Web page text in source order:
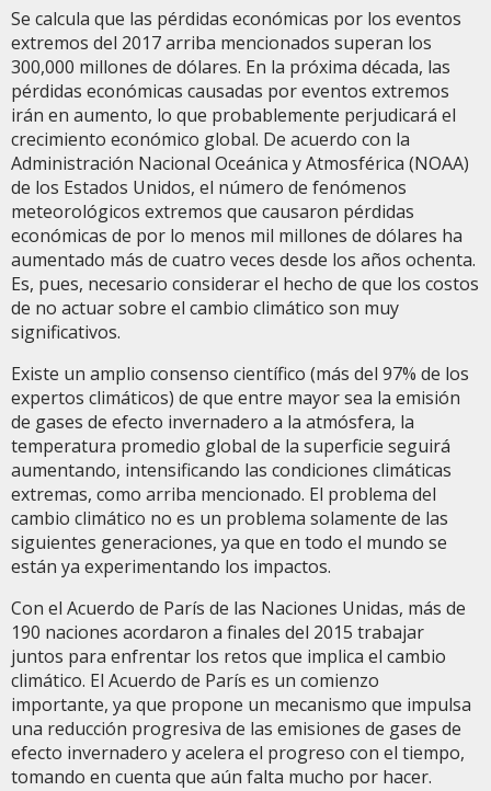
Se calcula que las pérdidas económicas por los eventos
extremos del 2017 arriba mencionados superan los
300,000 millones de dólares. En la próxima década, las
pérdidas económicas causadas por eventos extremos
irán en aumento, lo que probablemente perjudicará el
crecimiento económico global. De acuerdo con la
Administración Nacional Oceánica y Atmosférica (NOAA)
de los Estados Unidos, el número de fenómenos
meteorológicos extremos que causaron pérdidas
económicas de por lo menos mil millones de dólares ha
aumentado más de cuatro veces desde los años ochenta.
Es, pues, necesario considerar el hecho de que los costos
de no actuar sobre el cambio climático son muy
significativos.
Existe un amplio consenso científico (más del 97% de los
expertos climáticos) de que entre mayor sea la emisión
de gases de efecto invernadero a la atmósfera, la
temperatura promedio global de la superficie seguirá
aumentando, intensificando las condiciones climáticas
extremas, como arriba mencionado. El problema del
cambio climático no es un problema solamente de las
siguientes generaciones, ya que en todo el mundo se
están ya experimentando los impactos.
Con el Acuerdo de París de las Naciones Unidas, más de
190 naciones acordaron a finales del 2015 trabajar
juntos para enfrentar los retos que implica el cambio
climático. El Acuerdo de París es un comienzo
importante, ya que propone un mecanismo que impulsa
una reducción progresiva de las emisiones de gases de
efecto invernadero y acelera el progreso con el tiempo,
tomando en cuenta que aún falta mucho por hacer.